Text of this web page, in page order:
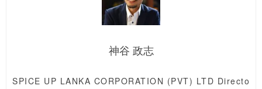
神谷 政志
SPICE UP LANKA CORPORATION (PVT) LTD Directo